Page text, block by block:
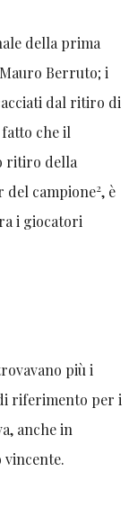
della prima
Berruto; i
dal ritiro di
che il
ritiro della
del campione2, è
i giocatori
più i
riferimento per i
anche in